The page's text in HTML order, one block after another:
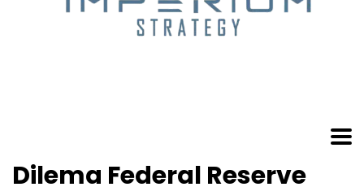
Dilema Federal Reserve